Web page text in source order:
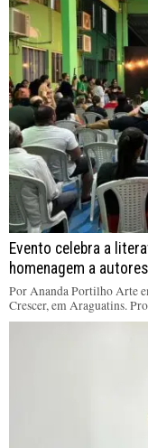
Evento celebra a
homenagem a
Por Ananda Portilho Arte
Crescer, em Araguatins.